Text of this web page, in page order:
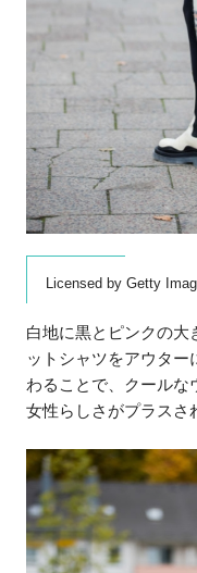
Licensed by Getty
白地に黒とピンクの大
ットシャツをアウタ
わることで、クールな
女性らしさがプラスさ